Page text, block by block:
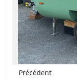
Précédent